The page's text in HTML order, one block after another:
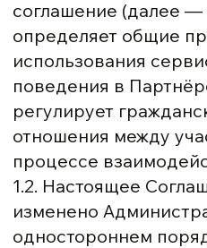
соглашение (далее —
определяет общие
использования
поведения в
регулирует
отношения между
процессе
1.2. Настоящее
изменено
одностороннем